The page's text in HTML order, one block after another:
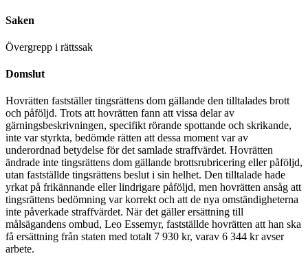
Saken
Övergrepp i rättssak
Domslut
Hovrätten fastställer tingsrättens dom gällande den tilltalades brott
och påföljd. Trots att hovrätten fann att vissa delar av
gärningsbeskrivningen, specifikt rörande spottande och skrikande,
inte var styrkta, bedömde rätten att dessa moment var av
underordnad betydelse för det samlade straffvärdet. Hovrätten
ändrade inte tingsrättens dom gällande brottsrubricering eller påföljd,
utan fastställde tingsrättens beslut i sin helhet. Den tilltalade hade
yrkat på frikännande eller lindrigare påföljd, men hovrätten ansåg att
tingsrättens bedömning var korrekt och att de nya omständigheterna
inte påverkade straffvärdet. När det gäller ersättning till
målsägandens ombud, Leo Essemyr, fastställde hovrätten att han ska
få ersättning från staten med totalt 7 930 kr, varav 6 344 kr avser
arbete.